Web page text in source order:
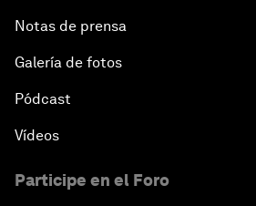
Notas de prensa
Galería de fotos
Pódcast
Vídeos
Participe en el Foro